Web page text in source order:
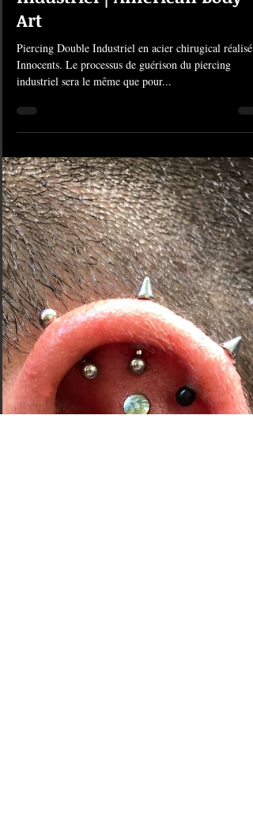
12 déc. 2024 1 min de lecture
#1334 Piercing Double
Industriel | American Body
Art
Piercing Double Industriel en acier chirugical réalisé à
Innocents. Le processus de guérison du piercing
industriel sera le même que pour...